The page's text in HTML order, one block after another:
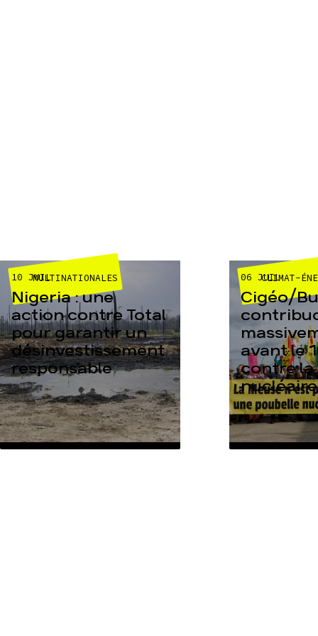
MULTINATIONALES
10 JUIL
Nigeria : une
action contre Total
pour garantir un
désinvestissement
responsable
CLIMAT-
06 JUIL
Cigéo/
avant le
contre la
nucléaire